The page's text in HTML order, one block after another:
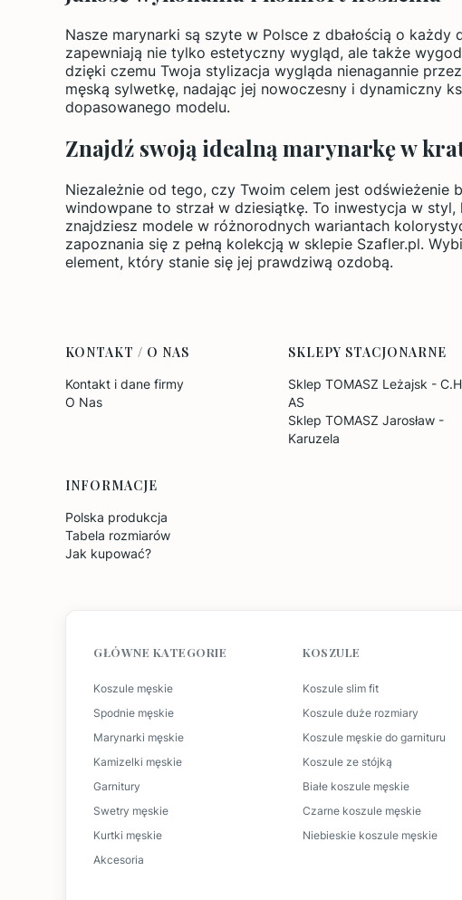
Nasze marynarki są szyte w Polsce z dbałością o
zapewniają nie tylko estetyczny wygląd, ale także
dzięki czemu Twoja stylizacja wygląda nienagannie
męską sylwetkę, nadając jej nowoczesny i dynamiczny
dopasowanego modelu.
Znajdź swoją idealną marynarkę w
Niezależnie od tego, czy Twoim celem jest
windowpane to strzał w dziesiątkę. To inwestycja w
znajdziesz modele w różnorodnych wariantach
zapoznania się z pełną kolekcją w sklepie Szafler.pl.
element, który stanie się jej prawdziwą ozdobą.
Linki w stopce
KONTAKT / O NAS
Kontakt i dane firmy
O Nas
SKLEPY STACJONARNE
Sklep TOMASZ Leżajsk -
AS
Sklep TOMASZ Jarosław -
Karuzela
INFORMACJE
Polska produkcja
Tabela rozmiarów
Jak kupować?
GŁÓWNE KATEGORIE
Koszule męskie
Spodnie męskie
Marynarki męskie
Kamizelki męskie
Garnitury
Swetry męskie
Kurtki męskie
Akcesoria
KOSZULE
Koszule slim fit
Koszule duże rozmiary
Koszule męskie do garnituru
Koszule ze stójką
Białe koszule męskie
Czarne koszule męskie
Niebieskie koszule męskie